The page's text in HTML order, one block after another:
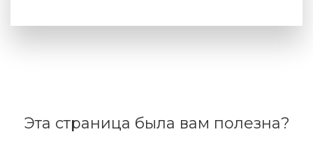
Эта страница была вам полезна?